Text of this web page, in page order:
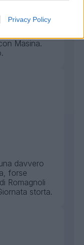
Privacy Policy
Masina.
davvero
forse
Romagnoli
storta.